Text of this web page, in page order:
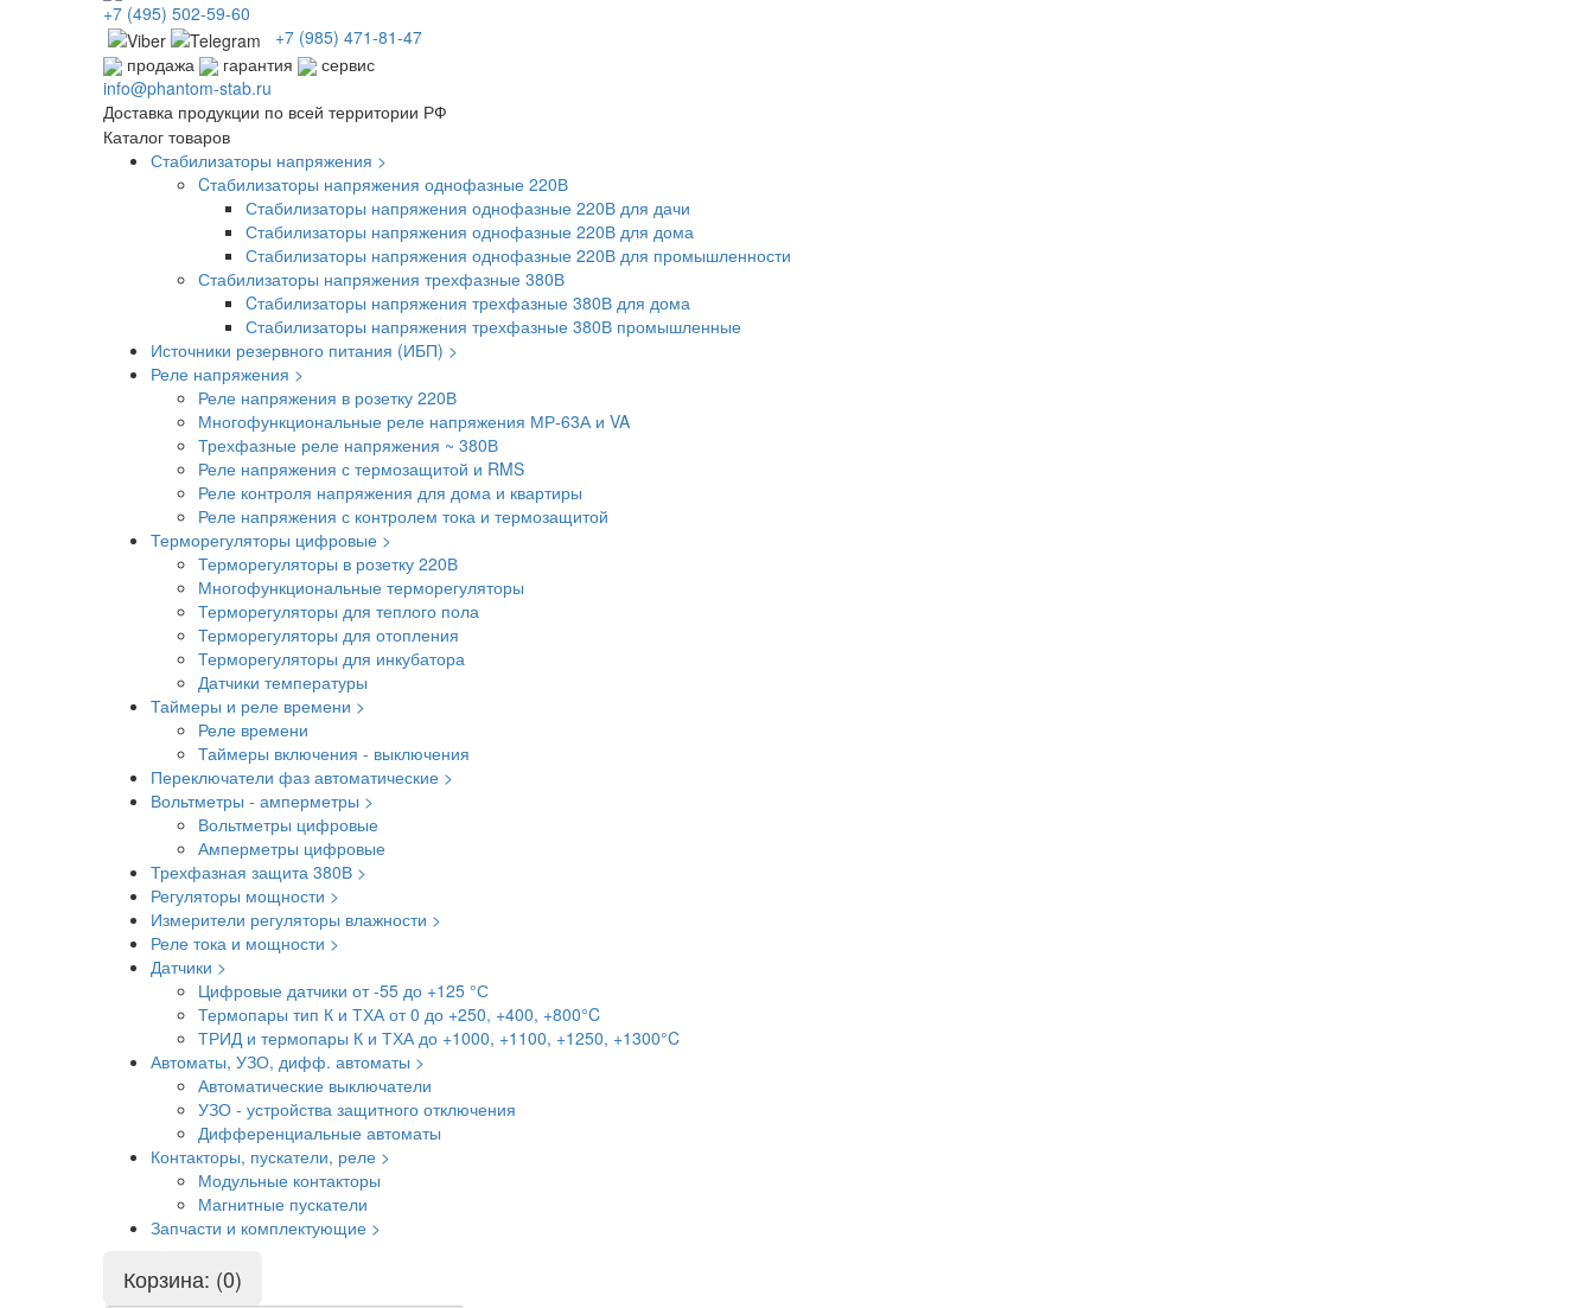
+7 (495) 502-59-60
+7 (985) 471-81-47
продажа
гарантия
сервис
info@phantom-stab.ru
Доставка продукции по всей территории РФ
Каталог товаров
Стабилизаторы напряжения >
Cтабилизаторы напряжения однофазные 220В
Стабилизаторы напряжения однофазные 220В для дачи
Стабилизаторы напряжения однофазные 220В для дома
Стабилизаторы напряжения однофазные 220В для промышленности
Стабилизаторы напряжения трехфазные 380В
Cтабилизаторы напряжения трехфазные 380В для дома
Стабилизаторы напряжения трехфазные 380В промышленные
Источники резервного питания (ИБП) >
Реле напряжения >
Реле напряжения в розетку 220В
Многофункциональные реле напряжения МР-63А и VA
Трехфазные реле напряжения ~ 380В
Реле напряжения с термозащитой и RMS
Реле контроля напряжения для дома и квартиры
Реле напряжения с контролем тока и термозащитой
Терморегуляторы цифровые >
Терморегуляторы в розетку 220В
Многофункциональные терморегуляторы
Терморегуляторы для теплого пола
Терморегуляторы для отопления
Терморегуляторы для инкубатора
Датчики температуры
Таймеры и реле времени >
Реле времени
Таймеры включения - выключения
Переключатели фаз автоматические >
Вольтметры - амперметры >
Вольтметры цифровые
Амперметры цифровые
Трехфазная защита 380В >
Регуляторы мощности >
Измерители регуляторы влажности >
Реле тока и мощности >
Датчики >
Цифровые датчики от -55 до +125 °С
Термопары тип К и ТХА от 0 до +250, +400, +800°C
ТРИД и термопары К и ТХА до +1000, +1100, +1250, +1300°C
Автоматы, УЗО, дифф. автоматы >
Автоматические выключатели
УЗО - устройства защитного отключения
Дифференциальные автоматы
Контакторы, пускатели, реле >
Модульные контакторы
Магнитные пускатели
Запчасти и комплектующие >
Корзина: (0)